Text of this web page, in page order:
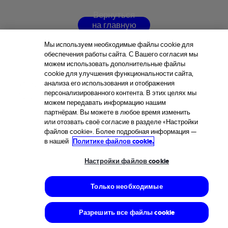
Вернуться
на главную
Мы используем необходимые файлы cookie для
обеспечения работы сайта. С Вашего согласия мы
можем использовать дополнительные файлы
cookie для улучшения функциональности сайта,
анализа его использования и отображения
персонализированного контента. В этих целях мы
можем передавать информацию нашим
партнёрам. Вы можете в любое время изменить
или отозвать своё согласие в разделе «Настройки
файлов cookie». Более подробная информация —
в нашей Политике файлов cookie.
Настройки файлов cookie
Только необходимые
Разрешить все файлы cookie